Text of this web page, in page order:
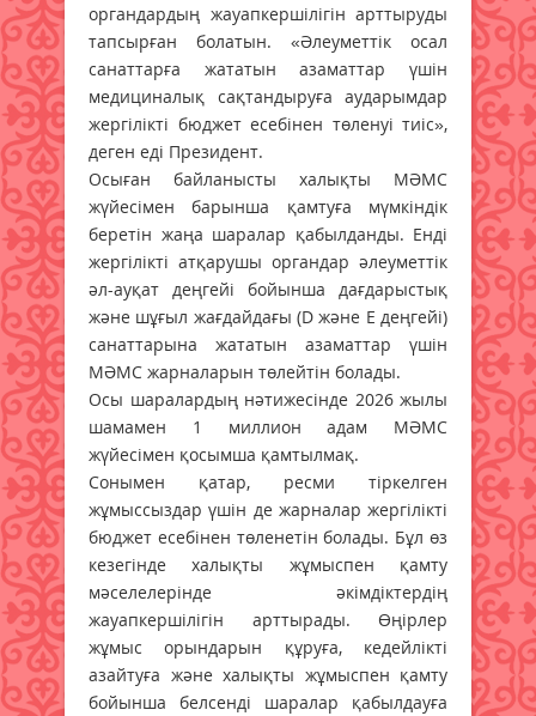
органдардың жауапкершілігін арттыруды
тапсырған болатын. «Әлеуметтік осал
санаттарға жататын азаматтар үшін
медициналық сақтандыруға аударымдар
жергілікті бюджет есебінен төленуі тиіс»,
деген еді Президент.
Осыған байланысты халықты МӘМС
жүйесімен барынша қамтуға мүмкіндік
беретін жаңа шаралар қабылданды. Енді
жергілікті атқарушы органдар әлеуметтік
әл-ауқат деңгейі бойынша дағдарыстық
және шұғыл жағдайдағы (D және E деңгейі)
санаттарына жататын азаматтар үшін
МӘМС жарналарын төлейтін болады.
Осы шаралардың нәтижесінде 2026 жылы
шамамен 1 миллион адам МӘМС
жүйесімен қосымша қамтылмақ.
Сонымен қатар, ресми тіркелген
жұмыссыздар үшін де жарналар жергілікті
бюджет есебінен төленетін болады. Бұл өз
кезегінде халықты жұмыспен қамту
мәселелерінде әкімдіктердің
жауапкершілігін арттырады. Өңірлер
жұмыс орындарын құруға, кедейлікті
азайтуға және халықты жұмыспен қамту
бойынша белсенді шаралар қабылдауға